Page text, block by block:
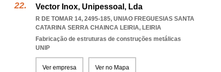
Vector Inox, Unipessoal, Lda
R DE TOMAR 14, 2495-185, UNIAO FREGUESIAS SANTA
CATARINA SERRA CHAINCA LEIRIA, LEIRIA
Fabricação de estruturas de construções metálicas
UNIP
Ver empresa Ver no Mapa